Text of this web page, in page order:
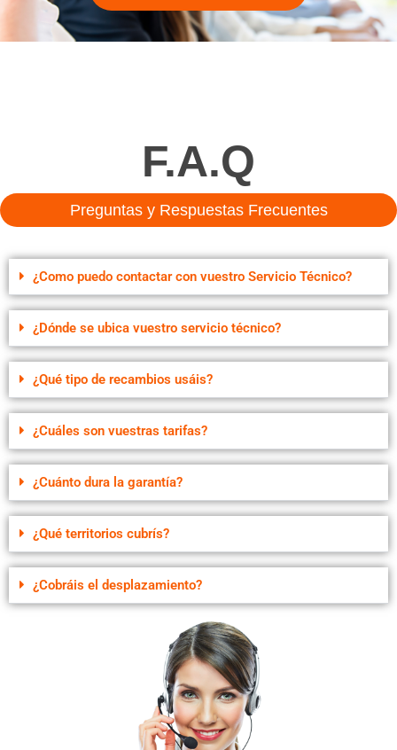
F.A.Q
Preguntas y Respuestas Frecuentes
¿Como puedo contactar con vuestro Servicio Técnico?
¿Dónde se ubica vuestro servicio técnico?
¿Qué tipo de recambios usáis?
¿Cuáles son vuestras tarifas?
¿Cuánto dura la garantía?
¿Qué territorios cubrís?
¿Cobráis el desplazamiento?